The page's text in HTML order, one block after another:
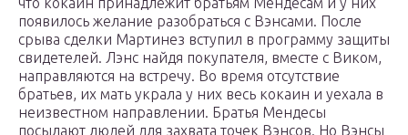
появилось желание разобраться с Вэнсами. После
срыва сделки Мартинез вступил в программу защиты
свидетелей. Лэнс найдя покупателя, вместе с Виком,
направляются на встречу. Во время отсутствие
братьев, их мать украла у них весь кокаин и уехала в
неизвестном направлении. Братья Мендесы
посылают людей для захвата точек Вэнсов. Но Вэнсы